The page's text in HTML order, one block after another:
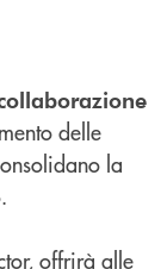
delle
la
offrirà alle